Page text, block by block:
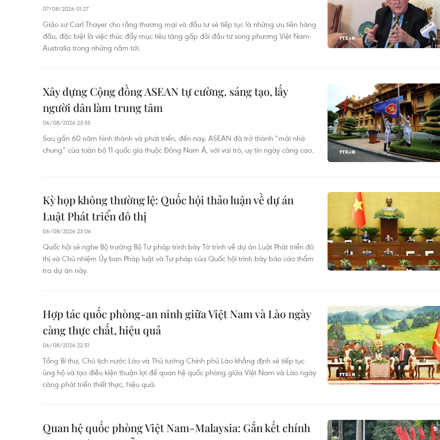
07/08/2026 01:27
Giáo sư Carl Thayer cho rằng thương mại và đầu tư sẽ tiếp tục là những ưu tiên hàng
đầu, đặc biệt là việc thúc đẩy mục tiêu tăng gấp đôi đầu tư song phương Việt Nam-
Australia trong những năm tới.
Xây dựng Cộng đồng ASEAN tự cường, sáng tạo, lấy
người dân làm trung tâm
06/08/2026 23:55
Sau gần 60 năm hình thành và phát triển, đến nay, ASEAN đã trở thành “mái nhà
chung” của toàn bộ 11 quốc gia thuộc Đông Nam Á, với vai trò, uy tín ngày càng cao.
Kỳ họp không thường lệ: Quốc hội thảo luận về dự án
Luật Phát triển đô thị
06/08/2026 23:06
Quốc hội sẽ nghe Bộ trưởng Bộ Tư pháp trình bày Tờ trình về dự án Luật Phát triển đô
thị và Chủ nhiệm Ủy ban Pháp luật và Tư pháp của Quốc hội trình bày báo cáo thẩm
tra dự án này.
Hợp tác quốc phòng-an ninh giữa Việt Nam và Lào ngày
càng thực chất, hiệu quả
06/08/2026 22:51
Tổng Bí thư, Chủ tịch nước Lào và Thủ tướng Chính phủ Lào khẳng định sẽ tiếp tục
ủng hộ và tạo điều kiện thuận lợi để quan hệ quốc phòng giữa Việt Nam và Lào ngày
càng phát triển thiết thực, hiệu quả.
Quan hệ quốc phòng Việt Nam-Malaysia: Gắn kết chính